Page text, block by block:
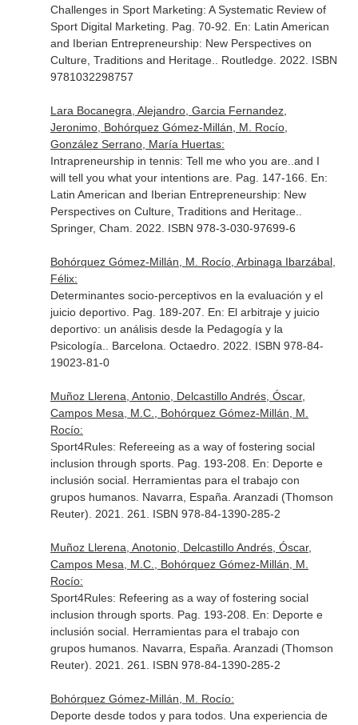
Challenges in Sport Marketing: A Systematic Review of
Sport Digital Marketing. Pag. 70-92. En: Latin American
and Iberian Entrepreneurship: New Perspectives on
Culture, Traditions and Heritage.
. Routledge. 2022. ISBN
9781032298757
Lara Bocanegra, Alejandro, Garcia Fernandez,
Jeronimo, Bohórquez Gómez-Millán, M. Rocío,
González Serrano, María Huertas:
Intrapreneurship in tennis: Tell me who you are..and I
will tell you what your intentions are. Pag. 147-166. En:
Latin American and Iberian Entrepreneurship: New
Perspectives on Culture, Traditions and Heritage.
Springer, Cham. 2022. ISBN 978-3-030-97699-6
Bohórquez Gómez-Millán, M. Rocío, Arbinaga Ibarzábal,
Félix:
Determinantes socio-perceptivos en la evaluación y el
juicio deportivo. Pag. 189-207. En: El arbitraje y juicio
deportivo: un análisis desde la Pedagogía y la
Psicología.
. Barcelona. Octaedro. 2022. ISBN 978-84-
19023-81-0
Muñoz Llerena, Antonio, Delcastillo Andrés, Óscar,
Campos Mesa, M.C., Bohórquez Gómez-Millán, M.
Rocío:
Sport4Rules: Refereeing as a way of fostering social
inclusion through sports. Pag. 193-208. En: Deporte e
inclusión social. Herramientas para el trabajo con
grupos humanos. Navarra, España. Aranzadi (Thomson
Reuter). 2021. 261. ISBN 978-84-1390-285-2
Muñoz Llerena, Anotonio, Delcastillo Andrés, Óscar,
Campos Mesa, M.C., Bohórquez Gómez-Millán, M.
Rocío:
Sport4Rules: Refeering as a way of fostering social
inclusion through sports. Pag. 193-208. En: Deporte e
inclusión social. Herramientas para el trabajo con
grupos humanos. Navarra, España. Aranzadi (Thomson
Reuter). 2021. 261. ISBN 978-84-1390-285-2
Bohórquez Gómez-Millán, M. Rocío:
Deporte desde todos y para todos. Una experiencia de